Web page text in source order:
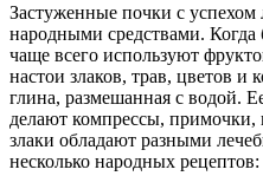
Застуженные почки с
народными средствами. Когда
чаще всего используют
настои злаков, трав, цветов и
глина, размешанная с водой.
делают компрессы,
злаки обладают разными
несколько народных рецептов: